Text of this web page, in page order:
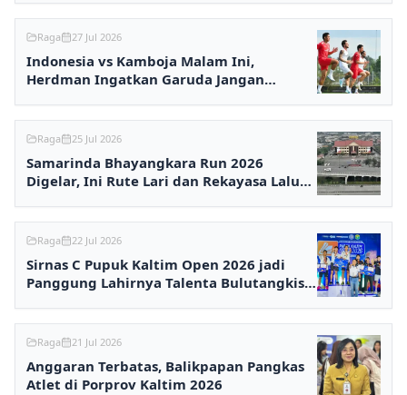
Raga 27 Jul 2026
Indonesia vs Kamboja Malam Ini,
Herdman Ingatkan Garuda Jangan
Raga 25 Jul 2026
Samarinda Bhayangkara Run 2026
Digelar, Ini Rute Lari dan Rekayasa Lalu
Raga 22 Jul 2026
Sirnas C Pupuk Kaltim Open 2026 jadi
Panggung Lahirnya Talenta Bulutangkis
Raga 21 Jul 2026
Anggaran Terbatas, Balikpapan Pangkas
Atlet di Porprov Kaltim 2026